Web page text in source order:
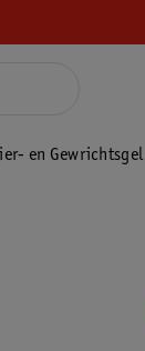
en Gewrichtsgel